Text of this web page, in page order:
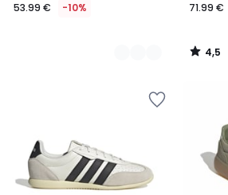
53.99 € -10% 71.99 €
4,5
/